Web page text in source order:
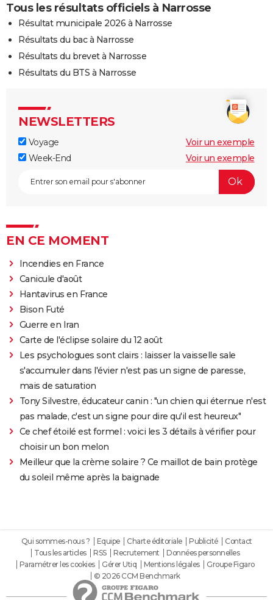
Tous les résultats officiels à Narrosse
Résultat municipale 2026 à Narrosse
Résultats du bac à Narrosse
Résultats du brevet à Narrosse
Résultats du BTS à Narrosse
NEWSLETTERS
Voyage
Voir un exemple
Week-End
Voir un exemple
EN CE MOMENT
Incendies en France
Canicule d'août
Hantavirus en France
Bison Futé
Guerre en Iran
Carte de l'éclipse solaire du 12 août
Les psychologues sont clairs : laisser la vaisselle sale
s'accumuler dans l'évier n'est pas un signe de paresse,
mais de saturation
Tony Silvestre, éducateur canin : "un chien qui éternue n'est
pas malade, c'est un signe pour dire qu'il est heureux"
Ce chef étoilé est formel : voici les 3 détails à vérifier pour
choisir un bon melon
Meilleur que la crème solaire ? Ce maillot de bain protège
du soleil même après la baignade
Qui sommes-nous ? Equipe Charte éditoriale Publicité
Contact
Tous les articles
RSS Recrutement
Données personnelles
Paramétrer les cookies
Gérer Utiq Mentions légales
Groupe Figaro
© 2026 CCM Benchmark